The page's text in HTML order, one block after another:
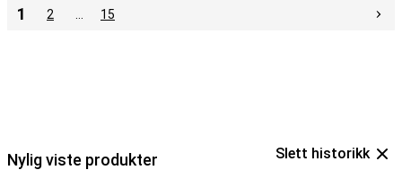
1 2 15
Nylig viste produkter Slett historikk